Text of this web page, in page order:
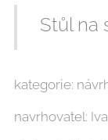
Stůl na
kategorie:
navrhovatel: